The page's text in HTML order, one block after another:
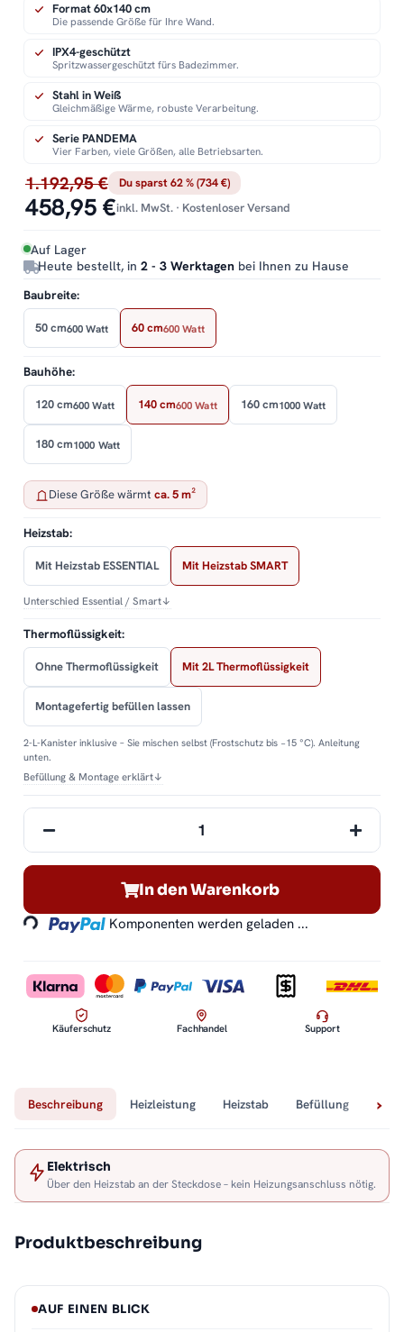
1.192,95 € Du sparst 62 % (734 €)
458,95 €inkl. MwSt. · Kostenloser Versand
Auf Lager
Heute bestellt, in 2 - 3 Werktagen bei Ihnen zu Hause
Format 60x140 cm
Die passende Größe für Ihre Wand.
IPX4-geschützt
Spritzwassergeschützt fürs Badezimmer.
Stahl in Weiß
Gleichmäßige Wärme, robuste Verarbeitung.
Serie PANDEMA
Vier Farben, viele Größen, alle Betriebsarten.
Baubreite:
50 cm600 Watt 60 cm600 Watt
Bauhöhe:
120 cm600 Watt 140 cm600 Watt 160 cm1000 Watt
180 cm1000 Watt
Diese Größe wärmt ca. 5 m²
Heizstab:
Mit Heizstab ESSENTIAL Mit Heizstab SMART
Unterschied Essential / Smart↓
Thermoflüssigkeit:
Ohne Thermoflüssigkeit Mit 2L Thermoflüssigkeit
Montagefertig befüllen lassen
2-L-Kanister inklusive – Sie mischen selbst (Frostschutz bis −15 °C). Anleitung
unten.
Befüllung & Montage erklärt↓
In den Warenkorb
Loading... Komponenten werden geladen ...
Käuferschutz Fachhandel Support
Beschreibung Heizleistung Heizstab Befüllung
Elektrisch
Über den Heizstab an der Steckdose – kein Heizungsanschluss nötig.
Produktbeschreibung
AUF EINEN BLICK